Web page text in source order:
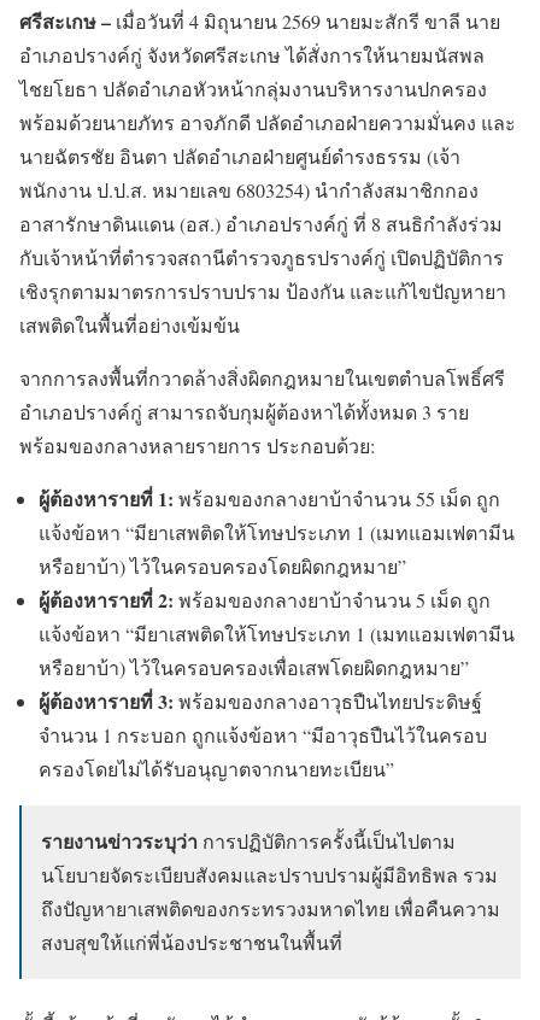
ศรีสะเกษ – เมื่อวันที่ 4 มิถุนายน 2569 นายมะสักรี ขาลี นาย
อำเภอปรางค์กู่ จังหวัดศรีสะเกษ ได้สั่งการให้นายมนัสพล
ไชยโยธา ปลัดอำเภอหัวหน้ากลุ่มงานบริหารงานปกครอง
พร้อมด้วยนายภัทร อาจภักดี ปลัดอำเภอฝ่ายความมั่นคง และ
นายฉัตรชัย อินตา ปลัดอำเภอฝ่ายศูนย์ดำรงธรรม (เจ้า
พนักงาน ป.ป.ส. หมายเลข 6803254) นำกำลังสมาชิกกอง
อาสารักษาดินแดน (อส.) อำเภอปรางค์กู่ ที่ 8 สนธิกำลังร่วม
กับเจ้าหน้าที่ตำรวจสถานีตำรวจภูธรปรางค์กู่ เปิดปฏิบัติการ
เชิงรุกตามมาตรการปราบปราม ป้องกัน และแก้ไขปัญหายา
เสพติดในพื้นที่อย่างเข้มข้น
จากการลงพื้นที่กวาดล้างสิ่งผิดกฎหมายในเขตตำบลโพธิ์ศรี
อำเภอปรางค์กู่ สามารถจับกุมผู้ต้องหาได้ทั้งหมด 3 ราย
พร้อมของกลางหลายรายการ ประกอบด้วย:
ผู้ต้องหารายที่ 1: พร้อมของกลางยาบ้าจำนวน 55 เม็ด ถูก
แจ้งข้อหา “มียาเสพติดให้โทษประเภท 1 (เมทแอมเฟตามีน
หรือยาบ้า) ไว้ในครอบครองโดยผิดกฎหมาย”
ผู้ต้องหารายที่ 2: พร้อมของกลางยาบ้าจำนวน 5 เม็ด ถูก
แจ้งข้อหา “มียาเสพติดให้โทษประเภท 1 (เมทแอมเฟตามีน
หรือยาบ้า) ไว้ในครอบครองเพื่อเสพโดยผิดกฎหมาย”
ผู้ต้องหารายที่ 3: พร้อมของกลางอาวุธปืนไทยประดิษฐ์
จำนวน 1 กระบอก ถูกแจ้งข้อหา “มีอาวุธปืนไว้ในครอบ
ครองโดยไม่ได้รับอนุญาตจากนายทะเบียน”
รายงานข่าวระบุว่า การปฏิบัติการครั้งนี้เป็นไปตาม
นโยบายจัดระเบียบสังคมและปราบปรามผู้มีอิทธิพล รวม
ถึงปัญหายาเสพติดของกระทรวงมหาดไทย เพื่อคืนความ
สงบสุขให้แก่พี่น้องประชาชนในพื้นที่